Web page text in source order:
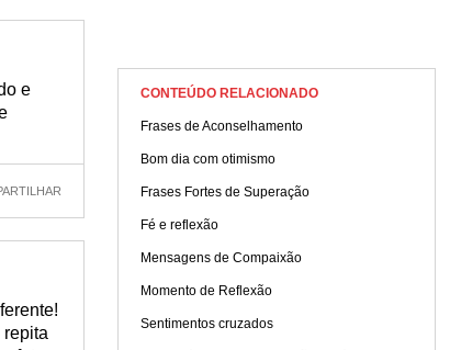
e
CONTEÚDO RELACIONADO
Frases de Aconselhamento
Bom dia com otimismo
Frases Fortes de Superação
Fé e reflexão
Mensagens de Compaixão
Momento de Reflexão
Sentimentos cruzados